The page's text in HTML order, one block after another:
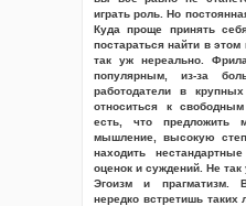
играть роль. Но
Куда проще принять
постараться найти в
так уж нереально.
популярным, из-за
работодатели в
относиться к
есть, что предложить
мышление, высокую
находить
оценок и суждений. Не
Эгоизм и прагматизм.
нередко встретишь